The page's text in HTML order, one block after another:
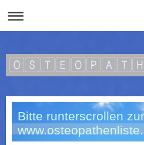
Bitte runterscrollen zur